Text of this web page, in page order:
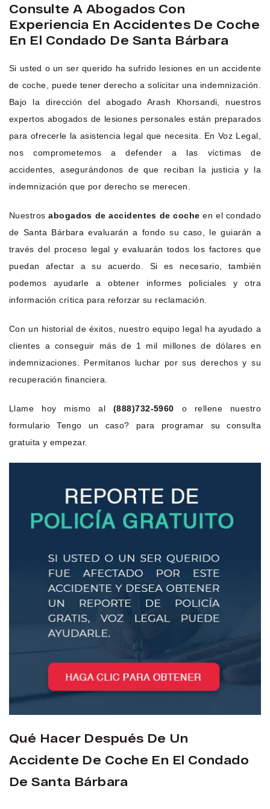
Consulte A Abogados Con
Experiencia En Accidentes De Coche
En El Condado De Santa Bárbara
Si usted o un ser querido ha sufrido lesiones en un accidente
de coche, puede tener derecho a solicitar una indemnización.
Bajo la dirección del abogado Arash Khorsandi, nuestros
expertos abogados de lesiones personales están preparados
para ofrecerle la asistencia legal que necesita. En Voz Legal,
nos comprometemos a defender a las víctimas de
accidentes, asegurándonos de que reciban la justicia y la
indemnización que por derecho se merecen.
Nuestrosabogados de accidentes de coche en el condado
de Santa Bárbara evaluarán a fondo su caso, le guiarán a
través del proceso legal y evaluarán todos los factores que
puedan afectar a su acuerdo. Si es necesario, también
podemos ayudarle a obtener informes policiales y otra
información crítica para reforzar su reclamación.
Con un historial de éxitos, nuestro equipo legal ha ayudado a
clientes a conseguir más de 1 mil millones de dólares en
indemnizaciones. Permítanos luchar por sus derechos y su
recuperación financiera.
Llame hoy mismo al(888)732-5960 o rellene nuestro
formulario Tengo un caso? para programar su consulta
gratuita y empezar.
Qué Hacer Después De Un
Accidente De Coche En El Condado
De Santa Bárbara